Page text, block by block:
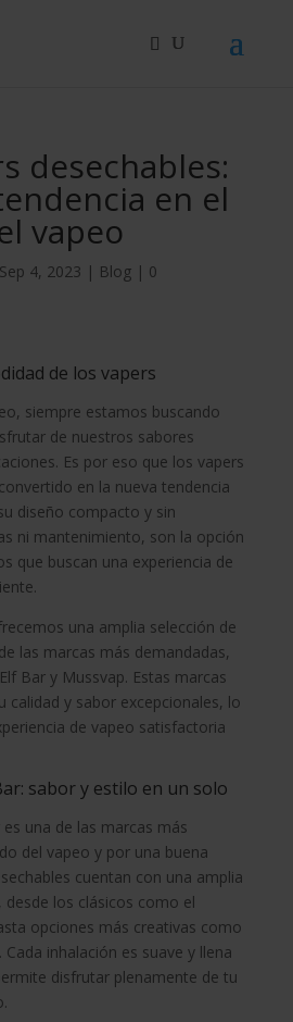
desechables:
en el
vapeo
Sep 4, 2023 | Blog| 0
de los vapers
siempre estamos buscando
de nuestros sabores
Es por eso que los vapers
en la nueva tendencia
diseño compacto y sin
ni mantenimiento, son la opción
que buscan una experiencia de
una amplia selección de
las marcas más demandadas,
Bar y Mussvap. Estas marcas
calidad y sabor excepcionales, lo
de vapeo satisfactoria
sabor y estilo en un solo
una de las marcas más
del vapeo y por una buena
cuentan con una amplia
desde los clásicos como el
opciones más creativas como
inhalación es suave y llena
disfrutar plenamente de tu